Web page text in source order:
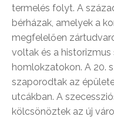
termelés folyt. A
bérházak, amelyek a
megfelelően
voltak és a
homlokzatokon. A 20.
szaporodtak az
utcákban. A
kölcsönöztek az új